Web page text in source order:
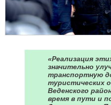
«Реализация
значительно
транспортную
туристических
Веденского
время в пути и